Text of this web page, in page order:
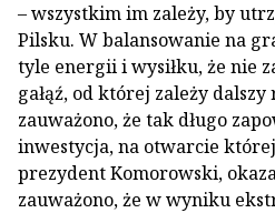
– wszystkim im zależy, by
Pilsku. W balansowanie na
tyle energii i wysiłku, że nie
gałąź, od której zależy
zauważono, że tak długo
inwestycja, na otwarcie
prezydent Komorowski,
zauważono, że w wyniku